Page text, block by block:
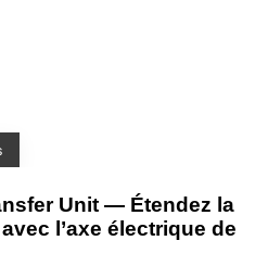
Unit — Étendez la
l’axe électrique de